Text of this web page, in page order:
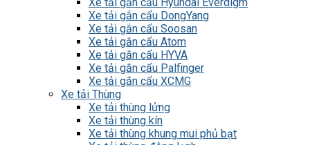
Xe tải gắn cẩu Hyundai Everdigm
Xe tải gắn cẩu DongYang
Xe tải gắn cẩu Soosan
Xe tải gắn cẩu Atom
Xe tải gắn cẩu HYVA
Xe tải gắn cẩu Palfinger
Xe tải gắn cẩu XCMG
Xe tải Thùng
Xe tải thùng lửng
Xe tải thùng kín
Xe tải thùng khung mui phủ bạt